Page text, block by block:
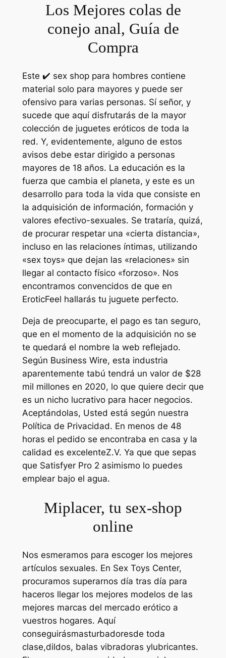
Los Mejores colas de
conejo anal, Guía de
Compra
Este ✔️ sex shop para hombres contiene
material solo para mayores y puede ser
ofensivo para varias personas. Sí señor, y
sucede que aquí disfrutarás de la mayor
colección de juguetes eróticos de toda la
red. Y, evidentemente, alguno de estos
avisos debe estar dirigido a personas
mayores de 18 años. La educación es la
fuerza que cambia el planeta, y este es un
desarrollo para toda la vida que consiste en
la adquisición de información, formación y
valores efectivo-sexuales. Se trataría, quizá,
de procurar respetar una «cierta distancia»,
incluso en las relaciones íntimas, utilizando
«sex toys» que dejan las «relaciones» sin
llegar al contacto físico «forzoso». Nos
encontramos convencidos de que en
EroticFeel hallarás tu juguete perfecto.
Deja de preocuparte, el pago es tan seguro,
que en el momento de la adquisición no se
te quedará el nombre la web reflejado.
Según Business Wire, esta industria
aparentemente tabú tendrá un valor de $28
mil millones en 2020, lo que quiere decir que
es un nicho lucrativo para hacer negocios.
Aceptándolas, Usted está según nuestra
Política de Privacidad. En menos de 48
horas el pedido se encontraba en casa y la
calidad es excelenteZ.V. Ya que que sepas
que Satisfyer Pro 2 asimismo lo puedes
emplear bajo el agua.
Miplacer, tu sex-shop
online
Nos esmeramos para escoger los mejores
artículos sexuales. En Sex Toys Center,
procuramos superarnos día tras día para
haceros llegar los mejores modelos de las
mejores marcas del mercado erótico a
vuestros hogares. Aquí
conseguirásmasturbadoresde toda
clase,dildos, balas vibradoras ylubricantes.